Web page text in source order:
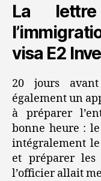
La
visa E2
20 jours
également un
à préparer
bonne heure :
intégralement le
et préparer les
l’officier allait